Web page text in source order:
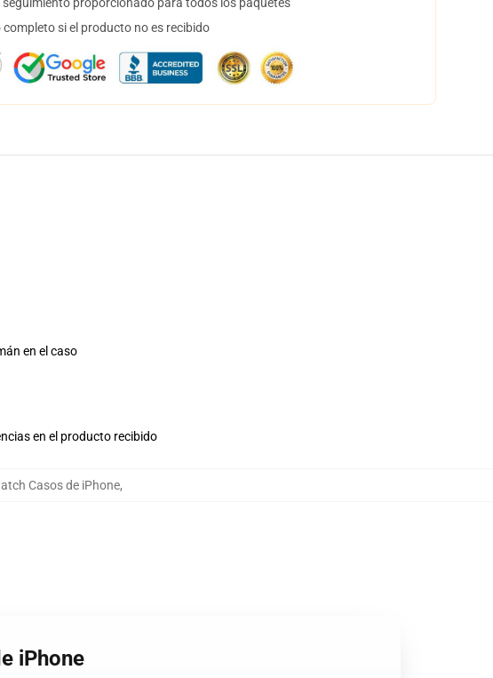
completo si el producto no es recibido
en el caso
en el producto recibido
Casos de iPhone,
iPhone